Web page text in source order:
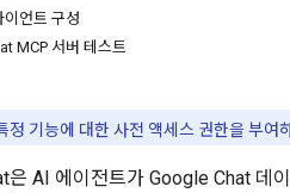
이언트 구성
MCP 서버 테스트
정 기능에 대한 사전 액세스 권한을 부여
은 AI 에이전트가 Google Chat 데